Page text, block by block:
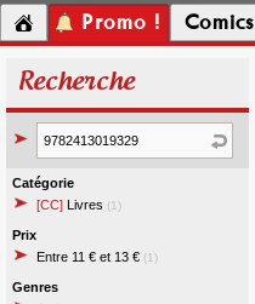
Promo ! Comics
Recherche
Catégorie
[CC] Livres (1)
Prix
Entre 11 € et 13 € (1)
Genres